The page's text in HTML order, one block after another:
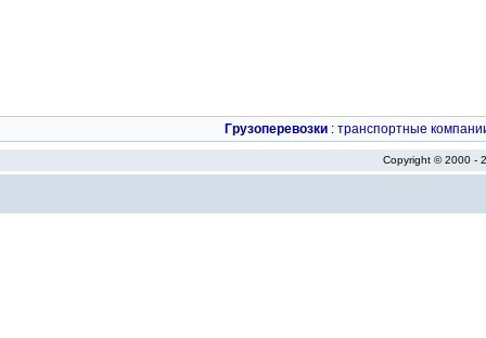
Грузоперевозки : транспортные
Copyright © 2000 -